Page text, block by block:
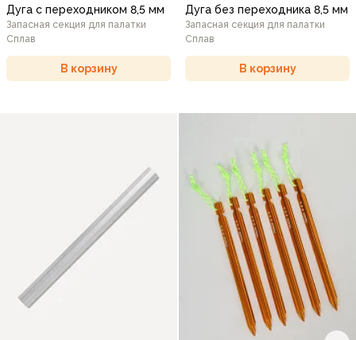
Дуга с переходником 8,5 мм
Запасная секция для палатки
Сплав
В корзину
Дуга без переходника 8,5 мм
Запасная секция для палатки
Сплав
В корзину